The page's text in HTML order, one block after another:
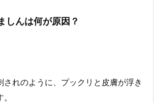
しんは何が原因？
されのように、プックリと皮膚が浮き